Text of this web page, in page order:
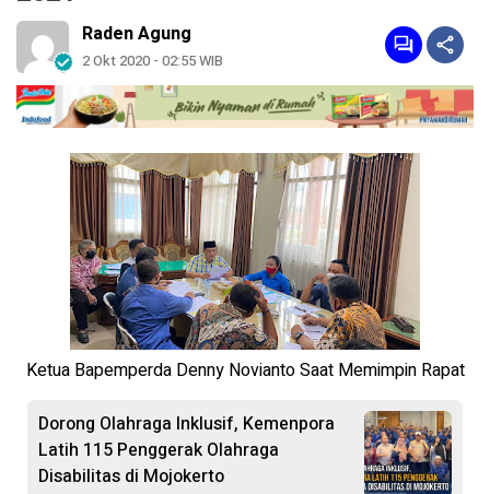
Raden Agung
2 Okt 2020 - 02:55 WIB
Ketua Bapemperda Denny Novianto Saat Memimpin Rapat
Dorong Olahraga Inklusif, Kemenpora
Latih 115 Penggerak Olahraga
Disabilitas di Mojokerto